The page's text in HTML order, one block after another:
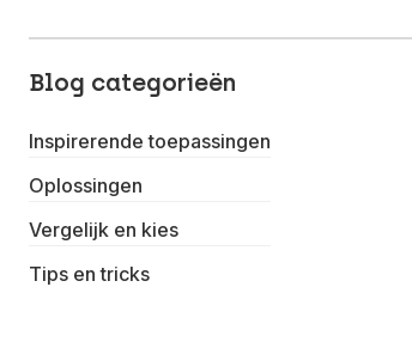
Blog categorieën
Inspirerende toepassingen
Oplossingen
Vergelijk en kies
Tips en tricks